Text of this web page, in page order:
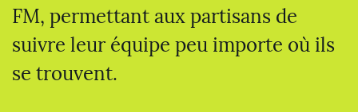
FM, permettant aux partisans de
suivre leur équipe peu importe où ils
se trouvent.